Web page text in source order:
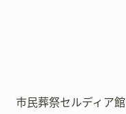
市民葬祭セルディア館